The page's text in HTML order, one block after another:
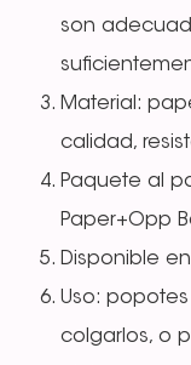
son
Material:
calidad,
Paquete al
Paper+Opp
Disponible
Uso:
colgarlos, o